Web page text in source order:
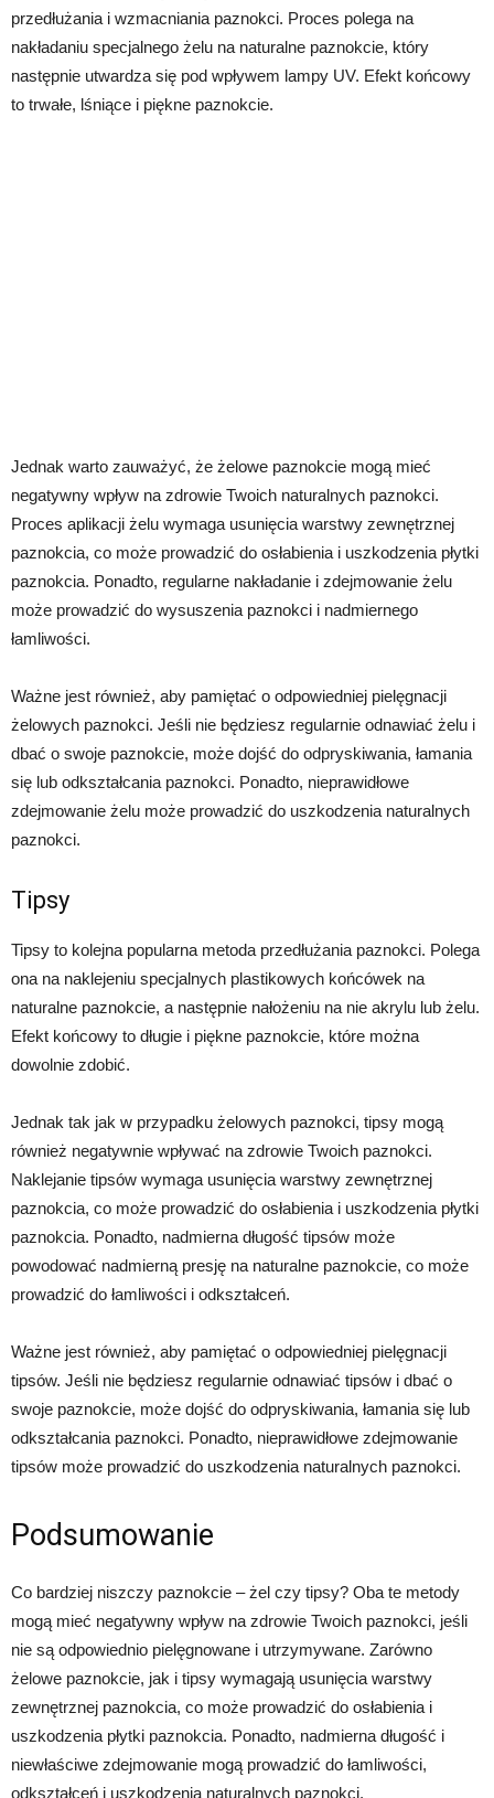
przedłużania i wzmacniania paznokci. Proces polega na
nakładaniu specjalnego żelu na naturalne paznokcie, który
następnie utwardza się pod wpływem lampy UV. Efekt końcowy
to trwałe, lśniące i piękne paznokcie.
Jednak warto zauważyć, że żelowe paznokcie mogą mieć
negatywny wpływ na zdrowie Twoich naturalnych paznokci.
Proces aplikacji żelu wymaga usunięcia warstwy zewnętrznej
paznokcia, co może prowadzić do osłabienia i uszkodzenia płytki
paznokcia. Ponadto, regularne nakładanie i zdejmowanie żelu
może prowadzić do wysuszenia paznokci i nadmiernego
łamliwości.
Ważne jest również, aby pamiętać o odpowiedniej pielęgnacji
żelowych paznokci. Jeśli nie będziesz regularnie odnawiać żelu i
dbać o swoje paznokcie, może dojść do odpryskiwania, łamania
się lub odkształcania paznokci. Ponadto, nieprawidłowe
zdejmowanie żelu może prowadzić do uszkodzenia naturalnych
paznokci.
Tipsy
Tipsy to kolejna popularna metoda przedłużania paznokci. Polega
ona na naklejeniu specjalnych plastikowych końcówek na
naturalne paznokcie, a następnie nałożeniu na nie akrylu lub żelu.
Efekt końcowy to długie i piękne paznokcie, które można
dowolnie zdobić.
Jednak tak jak w przypadku żelowych paznokci, tipsy mogą
również negatywnie wpływać na zdrowie Twoich paznokci.
Naklejanie tipsów wymaga usunięcia warstwy zewnętrznej
paznokcia, co może prowadzić do osłabienia i uszkodzenia płytki
paznokcia. Ponadto, nadmierna długość tipsów może
powodować nadmierną presję na naturalne paznokcie, co może
prowadzić do łamliwości i odkształceń.
Ważne jest również, aby pamiętać o odpowiedniej pielęgnacji
tipsów. Jeśli nie będziesz regularnie odnawiać tipsów i dbać o
swoje paznokcie, może dojść do odpryskiwania, łamania się lub
odkształcania paznokci. Ponadto, nieprawidłowe zdejmowanie
tipsów może prowadzić do uszkodzenia naturalnych paznokci.
Podsumowanie
Co bardziej niszczy paznokcie – żel czy tipsy? Oba te metody
mogą mieć negatywny wpływ na zdrowie Twoich paznokci, jeśli
nie są odpowiednio pielęgnowane i utrzymywane. Zarówno
żelowe paznokcie, jak i tipsy wymagają usunięcia warstwy
zewnętrznej paznokcia, co może prowadzić do osłabienia i
uszkodzenia płytki paznokcia. Ponadto, nadmierna długość i
niewłaściwe zdejmowanie mogą prowadzić do łamliwości,
odkształceń i uszkodzenia naturalnych paznokci.